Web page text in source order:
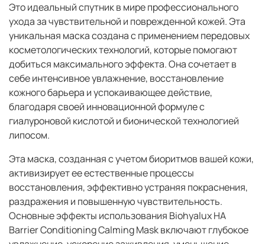
Это идеальный спутник в мире профессионального
ухода за чувствительной и поврежденной кожей. Эта
уникальная маска создана с применением передовых
косметологических технологий, которые помогают
добиться максимального эффекта. Она сочетает в
себе интенсивное увлажнение, восстановление
кожного барьера и успокаивающее действие,
благодаря своей инновационной формуле с
гиалуроновой кислотой и бионической технологией
липосом.
Эта маска, созданная с учетом биоритмов вашей кожи,
активизирует ее естественные процессы
восстановления, эффективно устраняя покраснения,
раздражения и повышенную чувствительность.
Основные эффекты использования Biohyalux HA
Barrier Conditioning Calming Mask включают глубокое